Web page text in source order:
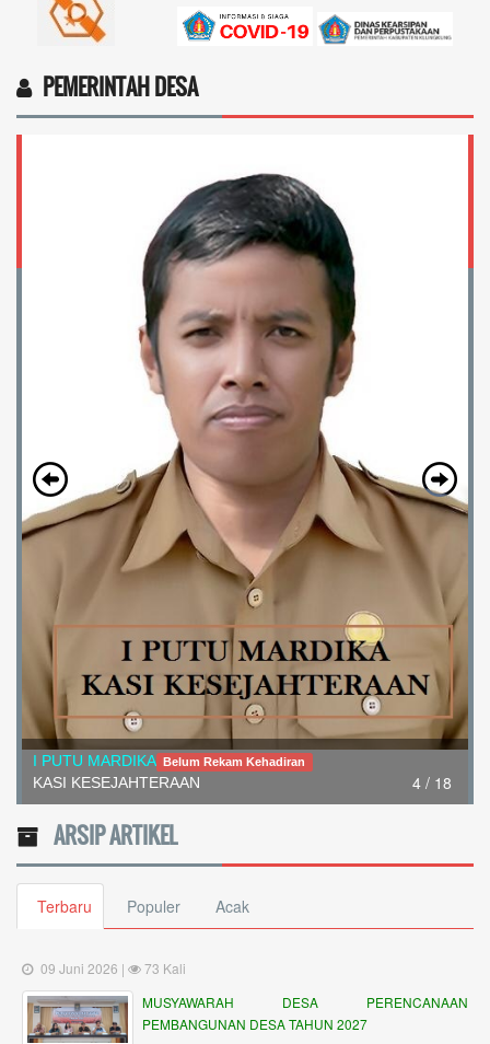
PEMERINTAH DESA
4 / 18
I PUTU MARDIKA Belum Rekam Kehadiran
KASI KESEJAHTERAAN
ARSIP ARTIKEL
Terbaru Populer Acak
09 Juni 2026 |
73 Kali
MUSYAWARAH DESA PERENCANAAN
PEMBANGUNAN DESA TAHUN 2027